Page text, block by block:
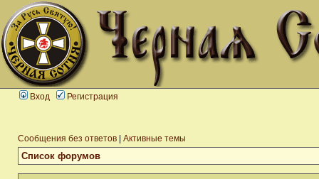
Вход Регистрация
Сообщения без ответов Активные темы
Список форумов